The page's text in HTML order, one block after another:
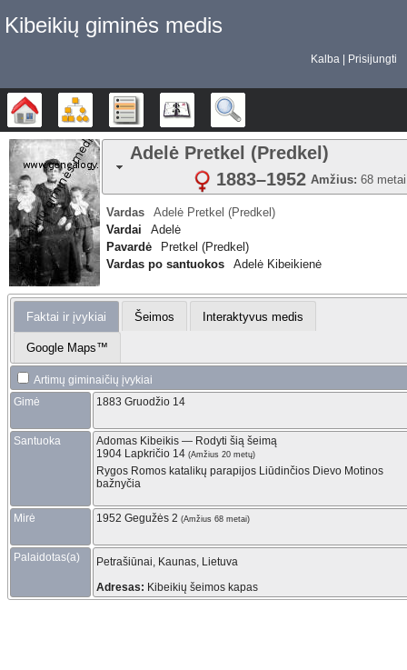
Kibeikių giminės medis
Kalba Prisijungti
Šeimos medisDiagramos Sąrašai Kalendorius
Adelė Pretkel (Predkel)
Amžius: 68 metai
1883–1952
Vardas Adelė Pretkel (Predkel)
Vardai
Adelė
Pavardė
Pretkel (Predkel)
Vardas po santuokos
Adelė Kibeikienė
Faktai ir įvykiai Šeimos Interaktyvus medis
Google Maps™
Artimų giminaičių įvykiai
Gimė
1883 Gruodžio 14
Santuoka Adomas Kibeikis — Rodyti šią šeimą
1904 Lapkričio 14 (Amžius 20 metų)
Rygos Romos katalikų parapijos Liūdinčios Dievo Motinos
bažnyčia
Mirė 1952 Gegužės 2 (Amžius 68 metai)
Palaidotas(a)
Petrašiūnai, Kaunas, Lietuva
Adresas: Kibeikių šeimos kapas